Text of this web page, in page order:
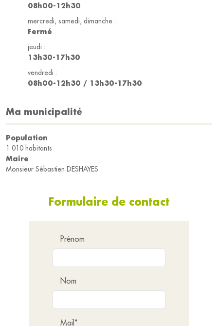
08h00-12h30
mercredi, samedi, dimanche :
Fermé
jeudi :
13h30-17h30
vendredi :
08h00-12h30 / 13h30-17h30
Ma municipalité
Population
1 010 habitants
Maire
Monsieur Sébastien DESHAYES
Formulaire de contact
Prénom
Nom
Mail*